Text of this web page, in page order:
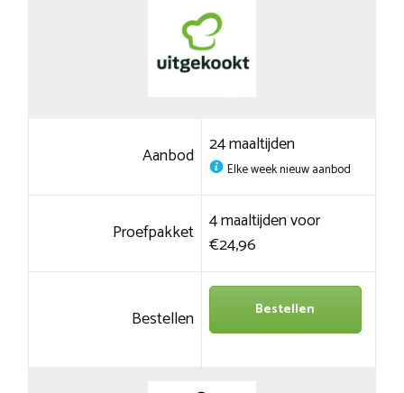
Aanbod 24 maaltijden
Elke week nieuw aanbod
Proefpakket 4 maaltijden voor
€24,96
Bestellen Bestellen